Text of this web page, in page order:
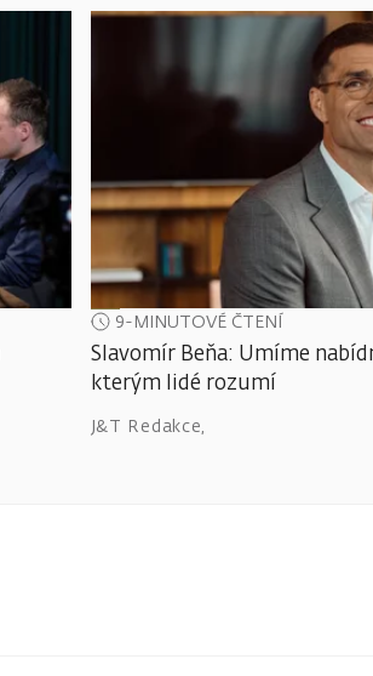
9-MINUTOVÉ ČTENÍ
Slavomír Beňa: Umíme
kterým lidé rozumí
J&T Redakce,